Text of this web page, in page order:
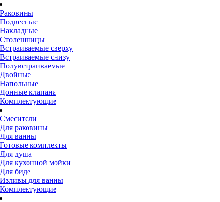
Раковины
Подвесные
Накладные
Столешницы
Встраиваемые сверху
Встраиваемые снизу
Полувстраиваемые
Двойные
Напольные
Донные клапана
Комплектующие
Смесители
Для раковины
Для ванны
Готовые комплекты
Для душа
Для кухонной мойки
Для биде
Изливы для ванны
Комплектующие